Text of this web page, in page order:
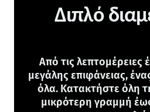
Διπλό
Από τις
μεγάλης επιφάνειας,
όλα. Κατακτήστε όλη
μικρότερη γραμμή